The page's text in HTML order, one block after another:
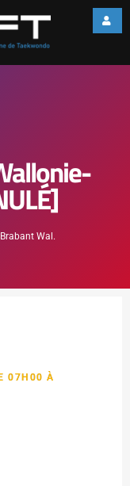
Wal.
07H00 À